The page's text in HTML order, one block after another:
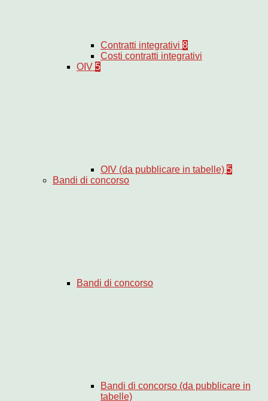
Contratti integrativi 8
Costi contratti integrativi
OIV 5
OIV (da pubblicare in tabelle) 5
Bandi di concorso
Bandi di concorso
Bandi di concorso (da pubblicare in
tabelle)